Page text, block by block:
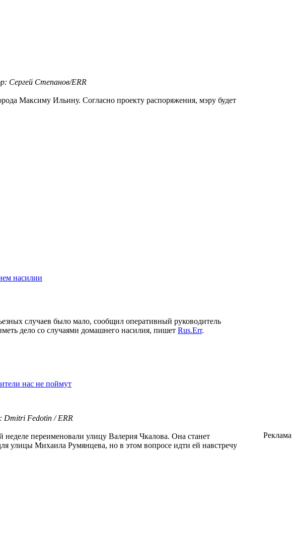
Сергей Степанов/ERR
Максиму Ильину. Согласно проекту распоряжения, мэру будет
насилии
случаев было мало, сообщил оперативный руководитель
дело со случаями домашнего насилия, пишет Rus.Err.
нас не поймут
Dmitri Fedotin / ERR
переименовали улицу Валерия Чкалова. Она станет
улицы Михаила Румянцева, но в этом вопросе идти ей навстречу
Реклама